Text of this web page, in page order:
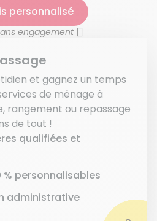
personnalisé
engagement
et gagnez un temps
de ménage à
rangement ou repassage
de tout !
qualifiées et
% personnalisables
administrative